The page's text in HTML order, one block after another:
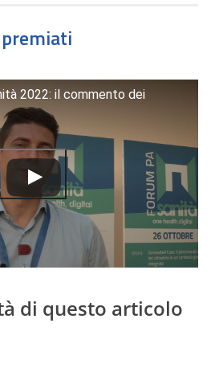
2022: il commento dei
di questo articolo